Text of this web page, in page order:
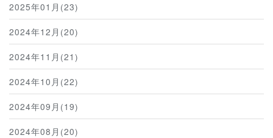
2025年01月(23)
2024年12月(20)
2024年11月(21)
2024年10月(22)
2024年09月(19)
2024年08月(20)